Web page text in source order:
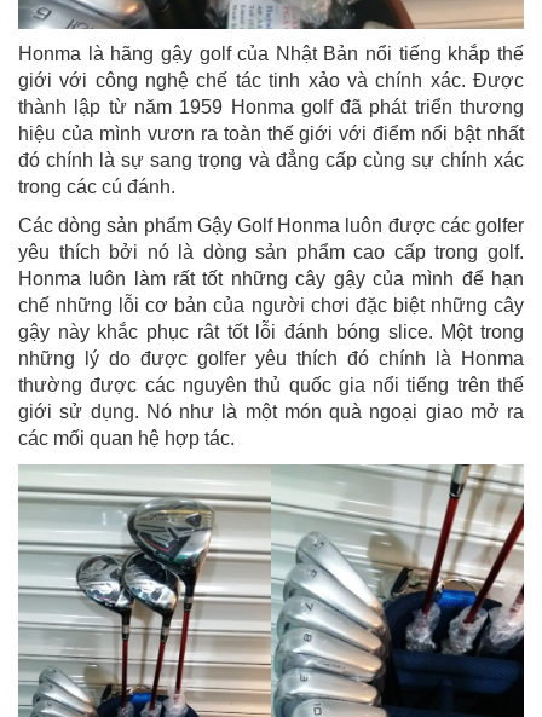
Honma là hãng gậy golf của Nhật Bản nổi tiếng khắp thế
giới với công nghệ chế tác tinh xảo và chính xác. Được
thành lập từ năm 1959 Honma golf đã phát triển thương
hiệu của mình vươn ra toàn thế giới với điểm nổi bật nhất
đó chính là sự sang trọng và đẳng cấp cùng sự chính xác
trong các cú đánh.
Các dòng sản phẩm Gậy Golf Honma luôn được các golfer
yêu thích bởi nó là dòng sản phẩm cao cấp trong golf.
Honma luôn làm rất tốt những cây gậy của mình để hạn
chế những lỗi cơ bản của người chơi đặc biệt những cây
gậy này khắc phục rât tốt lỗi đánh bóng slice. Một trong
những lý do được golfer yêu thích đó chính là Honma
thường được các nguyên thủ quốc gia nổi tiếng trên thế
giới sử dụng. Nó như là một món quà ngoại giao mở ra
các mối quan hệ hợp tác.